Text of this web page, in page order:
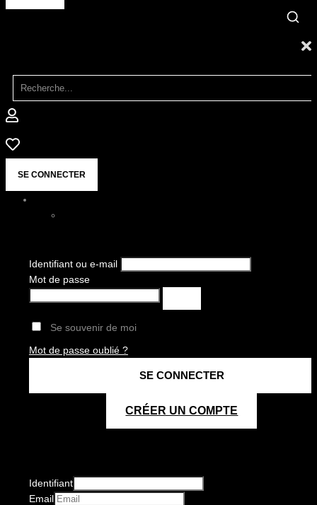
SE CONNECTER
Identifiant ou e-mail
Mot de passe
Se souvenir de moi
Mot de passe oublié ?
CRÉER UN COMPTE
Identifiant
Email